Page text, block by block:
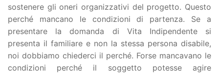
sostenere gli oneri organizzativi del progetto. Questo
perché mancano le condizioni di partenza. Se a
presentare la domanda di Vita Indipendente si
presenta il familiare e non la stessa persona disabile,
noi dobbiamo chiederci il perché. Forse mancavano le
condizioni perché il soggetto potesse agire